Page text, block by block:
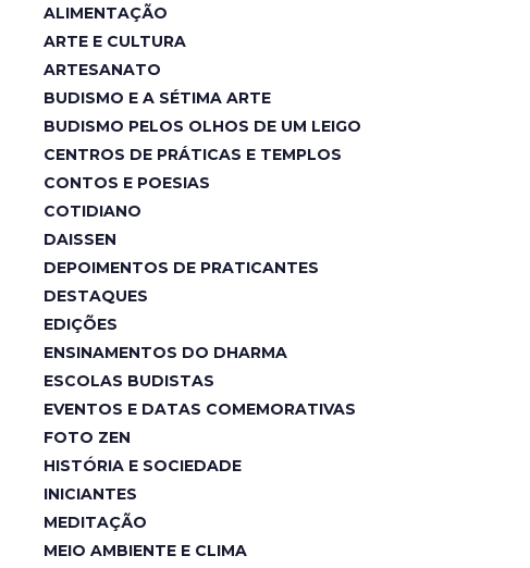
ALIMENTAÇÃO
ARTE E CULTURA
ARTESANATO
BUDISMO E A SÉTIMA ARTE
BUDISMO PELOS OLHOS DE UM LEIGO
CENTROS DE PRÁTICAS E TEMPLOS
CONTOS E POESIAS
COTIDIANO
DAISSEN
DEPOIMENTOS DE PRATICANTES
DESTAQUES
EDIÇÕES
ENSINAMENTOS DO DHARMA
ESCOLAS BUDISTAS
EVENTOS E DATAS COMEMORATIVAS
FOTO ZEN
HISTÓRIA E SOCIEDADE
INICIANTES
MEDITAÇÃO
MEIO AMBIENTE E CLIMA